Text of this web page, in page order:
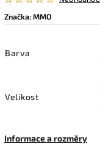
Značka:MMO
Barva
Velikost
Informace a rozměry